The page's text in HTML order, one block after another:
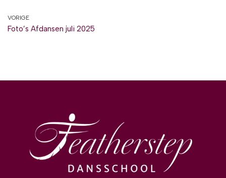
VORIGE
Foto’s Afdansen juli 2025